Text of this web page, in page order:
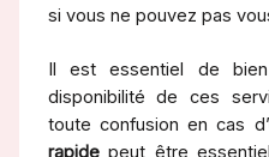
si vous ne pouvez pas
Il est essentiel de
disponibilité de ces
toute confusion en cas
rapidepeut être